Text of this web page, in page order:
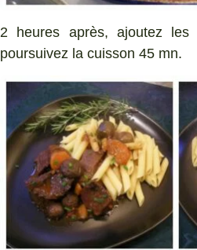
2 heures après, ajoutez les
poursuivez la cuisson 45 mn.